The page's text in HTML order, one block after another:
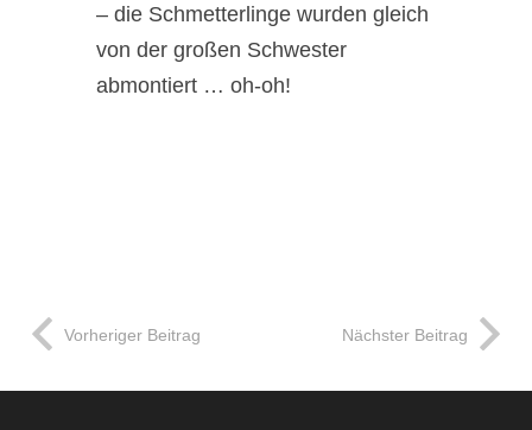
– die Schmetterlinge wurden gleich
von der großen Schwester
abmontiert … oh-oh!
Vorheriger Beitrag Nächster Beitrag